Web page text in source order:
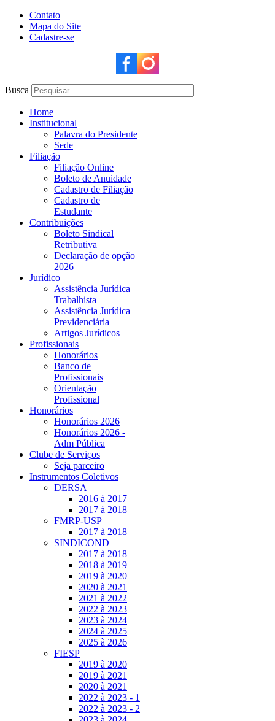
Contato
Mapa do Site
Cadastre-se
Busca
Home
Institucional
Palavra do Presidente
Sede
Filiação
Filiação Online
Boleto de Anuidade
Cadastro de Filiação
Cadastro de
Estudante
Contribuições
Boleto Sindical
Retributiva
Declaração de opção
2026
Jurídico
Assistência Jurídica
Trabalhista
Assistência Jurídica
Previdenciária
Artigos Jurídicos
Profissionais
Honorários
Banco de
Profissionais
Orientação
Profissional
Honorários
Honorários 2026
Honorários 2026 -
Adm Pública
Clube de Serviços
Seja parceiro
Instrumentos Coletivos
DERSA
2016 à 2017
2017 à 2018
FMRP-USP
2017 à 2018
SINDICOND
2017 à 2018
2018 à 2019
2019 à 2020
2020 à 2021
2021 à 2022
2022 à 2023
2023 à 2024
2024 à 2025
2025 à 2026
FIESP
2019 à 2020
2019 à 2021
2020 à 2021
2022 à 2023 - 1
2022 à 2023 - 2